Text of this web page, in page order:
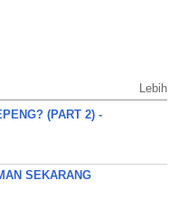
Lebih
(PART 2) -
SEKARANG